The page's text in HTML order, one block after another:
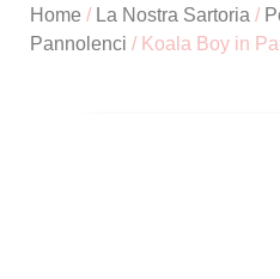
Home / La Nostra Sartoria /
Pannolenci / Koala Boy in